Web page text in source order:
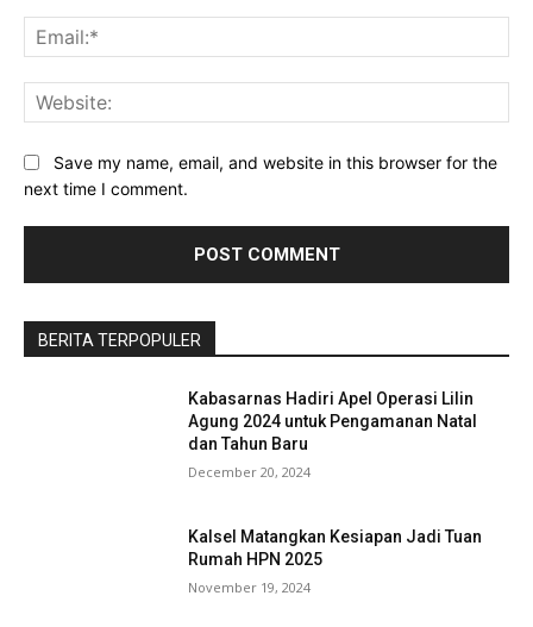
Save my name, email, and website in this browser for the
next time I comment.
BERITA TERPOPULER
Kabasarnas Hadiri Apel Operasi Lilin
Agung 2024 untuk Pengamanan Natal
dan Tahun Baru
December 20, 2024
Kalsel Matangkan Kesiapan Jadi Tuan
Rumah HPN 2025
November 19, 2024